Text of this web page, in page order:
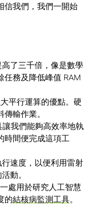
信我們，我們一開始
了三千倍，像是數學
務及降低峰值 RAM
平行運算的優點。硬
輸作業。
讓我們能夠高效率地執
時間便完成這項工
速度，以便利用雷射
動。
處用於研究人工智慧
的結核病監測工具。